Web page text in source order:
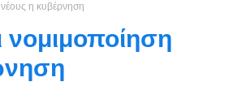
η κυβέρνηση